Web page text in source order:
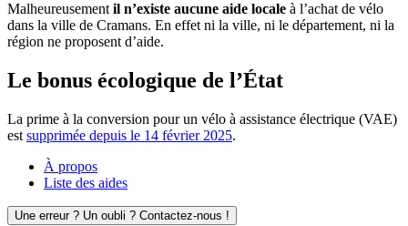
Malheureusement il n’existe aucune aide locale à l’achat de vélo
dans la ville de Cramans. En effet ni la ville, ni le département, ni la
région ne proposent d’aide.
Le bonus écologique de l’État
La prime à la conversion pour un vélo à assistance électrique (VAE)
est supprimée depuis le 14 février 2025.
À propos
Liste des aides
Une erreur ? Un oubli ? Contactez-nous !